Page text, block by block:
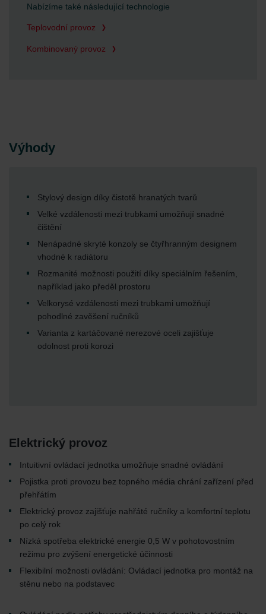
Nabízíme také následující technologie
Teplovodní provoz
Kombinovaný provoz
Výhody
Stylový design díky čistotě hranatých tvarů
Velké vzdálenosti mezi trubkami umožňují snadné
čištění
Nenápadné skryté konzoly se čtyřhranným designem
vhodné k radiátoru
Rozmanité možnosti použití díky speciálním řešením,
například jako předěl prostoru
Velkorysé vzdálenosti mezi trubkami umožňují
pohodlné zavěšení ručníků
Varianta z kartáčované nerezové oceli zajišťuje
odolnost proti korozi
Elektrický provoz
Intuitivní ovládací jednotka umožňuje snadné ovládání
Pojistka proti provozu bez topného média chrání zařízení před
přehřátím
Elektrický provoz zajišťuje nahřáté ručníky a komfortní teplotu
po celý rok
Nízká spotřeba elektrické energie 0,5 W v pohotovostním
režimu pro zvýšení energetické účinnosti
Flexibilní možnosti ovládání: Ovládací jednotka pro montáž na
stěnu nebo na podstavec